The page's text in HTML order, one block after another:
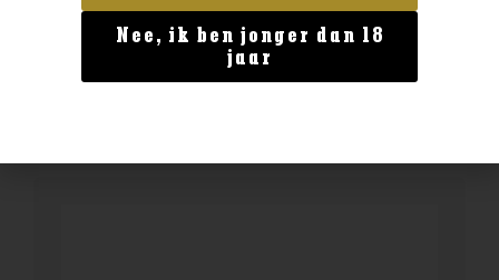
BESTELLEN
Nee, ik ben jonger dan 18
jaar